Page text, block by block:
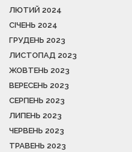
ЛЮТИЙ 2024
СІЧЕНЬ 2024
ГРУДЕНЬ 2023
ЛИСТОПАД 2023
ЖОВТЕНЬ 2023
ВЕРЕСЕНЬ 2023
СЕРПЕНЬ 2023
ЛИПЕНЬ 2023
ЧЕРВЕНЬ 2023
ТРАВЕНЬ 2023